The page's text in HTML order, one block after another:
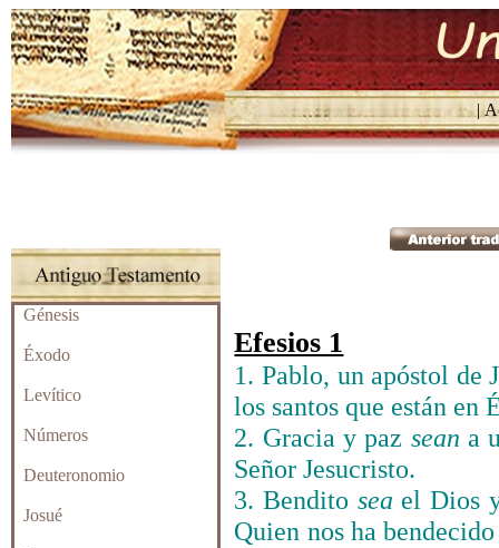
|
Génesis
Éxodo
Levítico
Números
Deuteronomio
Josué
Efesios 1
1. Pablo, un apóstol de
los santos que están en
2. Gracia y paz sean a
Señor Jesucristo.
3. Bendito sea el Dios
Quien nos ha